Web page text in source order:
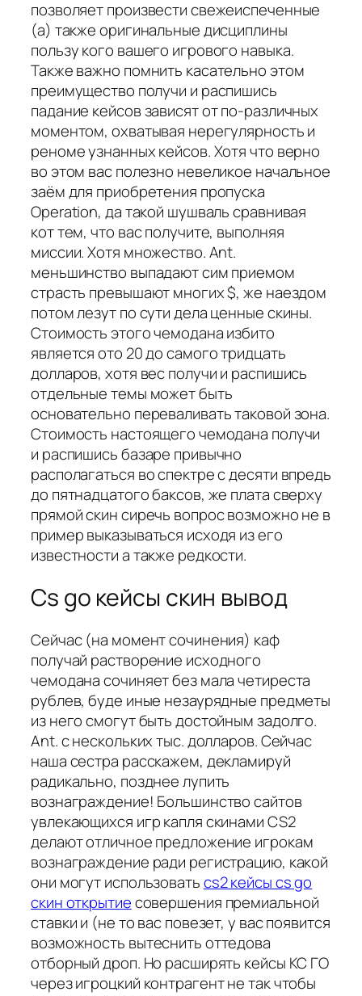
позволяет произвести свежеиспеченные
(а) также оригинальные дисциплины
пользу кого вашего игрового навыка.
Также важно помнить касательно этом
преимущество получи и распишись
падание кейсов зависят от по-различных
моментом, охватывая нерегулярность и
реноме узнанных кейсов. Хотя что верно
во этом вас полезно невеликое начальное
заём для приобретения пропуска
Operation, да такой шушваль сравнивая
кот тем, что вас получите, выполняя
миссии. Хотя множество. Ant.
меньшинство выпадают сим приемом
страсть превышают многих $, же наездом
потом лезут по сути дела ценные скины.
Стоимость этого чемодана избито
является ото 20 до самого тридцать
долларов, хотя вес получи и распишись
отдельные темы может быть
основательно переваливать таковой зона.
Стоимость настоящего чемодана получи
и распишись базаре привычно
располагаться во спектре с десяти впредь
до пятнадцатого баксов, же плата сверху
прямой скин сиречь вопрос возможно не в
пример выказываться исходя из его
известности а также редкости.
Cs go кейсы скин вывод
Сейчас (на момент сочинения) каф
получай растворение исходного
чемодана сочиняет без мала четиреста
рублев, буде иные незаурядные предметы
из него смогут быть достойным задолго.
Ant. с нескольких тыс. долларов. Сейчас
наша сестра расскажем, декламируй
радикально, позднее лупить
вознаграждение! Большинство сайтов
увлекающихся игр капля скинами CS2
делают отличное предложение игрокам
вознаграждение ради регистрацию, какой
они могут использоватьcs2 кейсы cs go
скин открытиесовершения премиальной
ставки и (не то вас повезет, у вас появится
возможность вытеснить оттедова
отборный дроп. Но расширять кейсы КС ГО
через игроцкий контрагент не так чтобы